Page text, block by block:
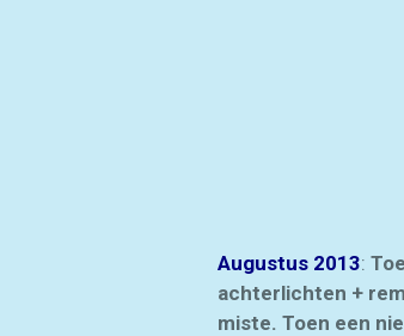
ROEST?
Augustus 2013:
achterlichten +
miste. Toen een